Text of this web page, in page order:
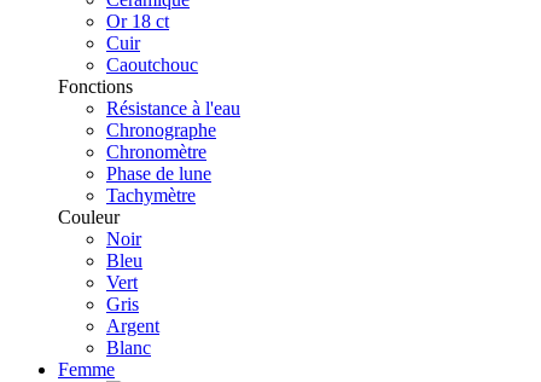
Or 18 ct
Cuir
Caoutchouc
Fonctions
Résistance à l'eau
Chronographe
Chronomètre
Phase de lune
Tachymètre
Couleur
Noir
Bleu
Vert
Gris
Argent
Blanc
Femme